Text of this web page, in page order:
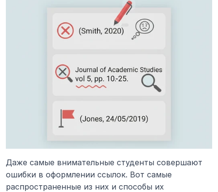
Даже самые внимательные студенты совершают
ошибки в оформлении ссылок. Вот самые
распространенные из них и способы их